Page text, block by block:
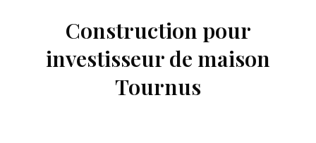
Construction pour
investisseur de maison
Tournus